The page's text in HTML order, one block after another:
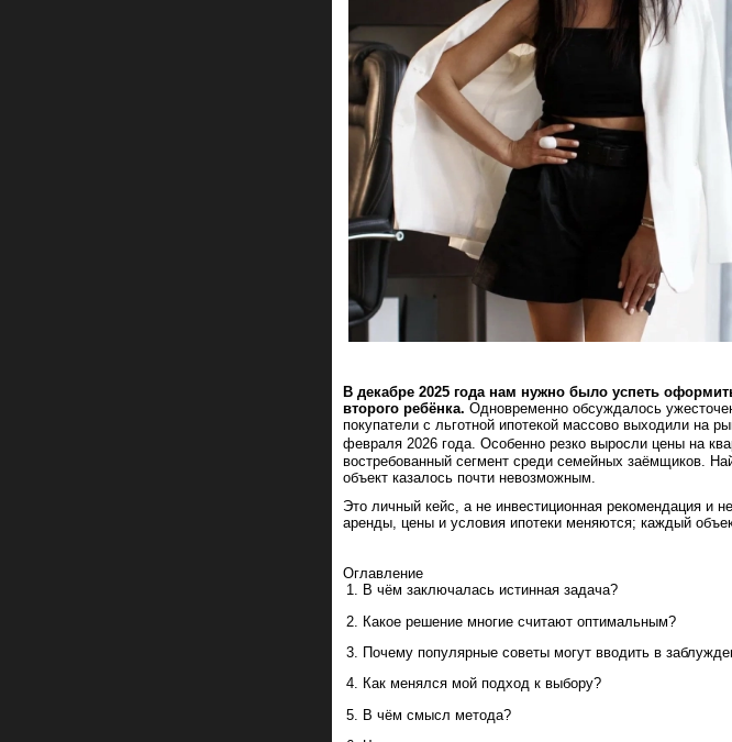
В декабре 2025 года нам нужно было успеть
второго ребёнка. Одновременно обсуждалось
покупатели с льготной ипотекой массово выходили на
февраля 2026 года. Особенно резко выросли цены на
востребованный сегмент среди семейных заёмщиков.
объект казалось почти невозможным.
Это личный кейс, а не инвестиционная рекомендация и
аренды, цены и условия ипотеки меняются; каждый
Оглавление
В чём заключалась истинная задача?
Какое решение многие считают оптимальным?
Почему популярные советы могут вводить в
Как менялся мой подход к выбору?
В чём смысл метода?